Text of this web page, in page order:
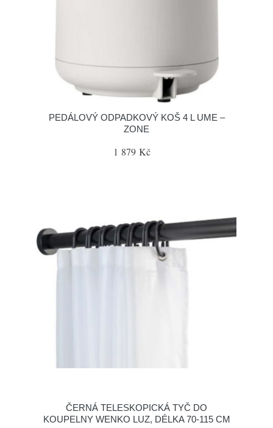
PEDÁLOVÝ ODPADKOVÝ KOŠ 4 L UME –
ZONE
1 879 Kč
ČERNÁ TELESKOPICKÁ TYČ DO
KOUPELNY WENKO LUZ, DÉLKA 70-115 CM